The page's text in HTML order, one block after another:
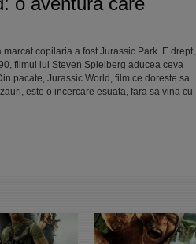
copilaria a fost Jurassic Park. E drept,
filmul lui Steven Spielberg aducea ceva
pacate, Jurassic World, film ce doreste sa
este o incercare esuata, fara sa vina cu